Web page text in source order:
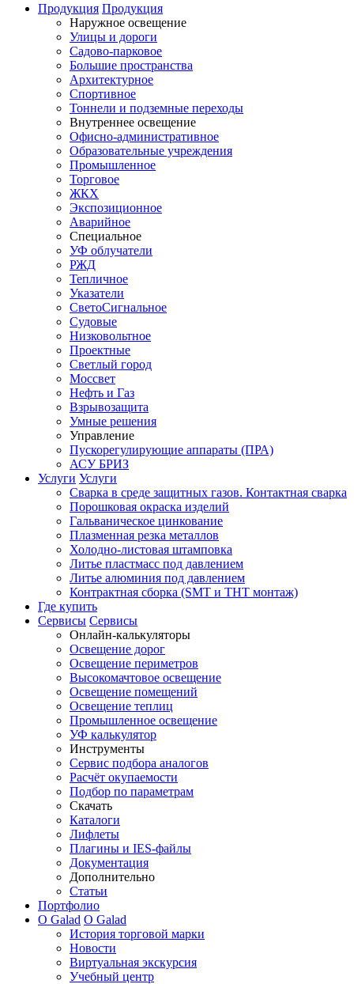
Продукция Продукция
Наружное освещение
Улицы и дороги
Садово-парковое
Большие пространства
Архитектурное
Спортивное
Тоннели и подземные переходы
Внутреннее освещение
Офисно-административное
Образовательные учреждения
Промышленное
Торговое
ЖКХ
Экспозиционное
Аварийное
Специальное
УФ облучатели
РЖД
Тепличное
Указатели
СветоСигнальное
Судовые
Низковольтное
Проектные
Светлый город
Моссвет
Нефть и Газ
Взрывозащита
Умные решения
Управление
Пускорегулирующие аппараты (ПРА)
АСУ БРИЗ
Услуги Услуги
Сварка в среде защитных газов. Контактная сварка
Порошковая окраска изделий
Гальваническое цинкование
Плазменная резка металлов
Холодно-листовая штамповка
Литье пластмасс под давлением
Литье алюминия под давлением
Контрактная сборка (SMT и THT монтаж)
Где купить
Сервисы Сервисы
Онлайн-калькуляторы
Освещение дорог
Освещение периметров
Высокомачтовое освещение
Освещение помещений
Освещение теплиц
Промышленное освещение
УФ калькулятор
Инструменты
Сервис подбора аналогов
Расчёт окупаемости
Подбор по параметрам
Скачать
Каталоги
Лифлеты
Плагины и IES-файлы
Документация
Дополнительно
Статьи
Портфолио
О Galad О Galad
История торговой марки
Новости
Виртуальная экскурсия
Учебный центр